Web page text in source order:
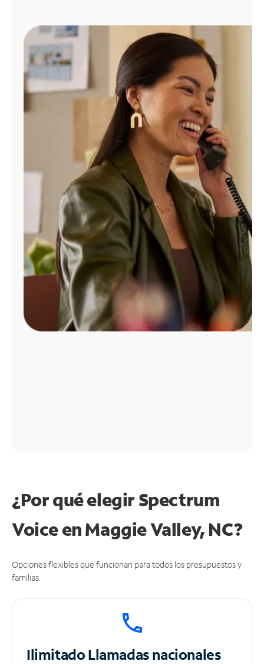
Administrar
cuenta
Encuentra
tienda
¿Por qué elegir Spectrum
Voice en Maggie Valley, NC?
Opciones flexibles que funcionan para todos los presupuestos y
familias.
IlimitadoLlamadas nacionales